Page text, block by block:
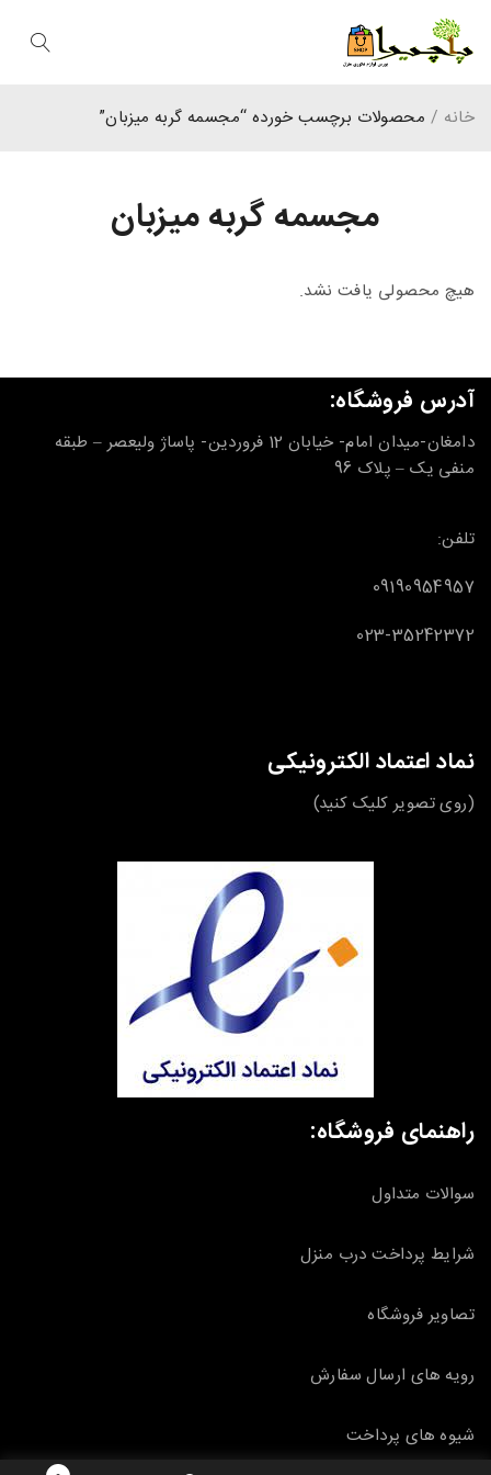
مجسمه گربه میزبان
خانه / محصولات برچسب خورده “مجسمه گربه میزبان”
هیچ محصولی یافت نشد.
آدرس فروشگاه:
دامغان-میدان امام- خیابان 12 فروردین- پاساژ ولیعصر – طبقه
منفی یک – پلاک 96
تلفن:
09190954957
023-35242372
نماد اعتماد الکترونیکی
(روی تصویر کلیک کنید)
راهنمای فروشگاه:
سوالات متداول
شرایط پرداخت درب منزل
تصاویر فروشگاه
رویه های ارسال سفارش
شیوه های پرداخت